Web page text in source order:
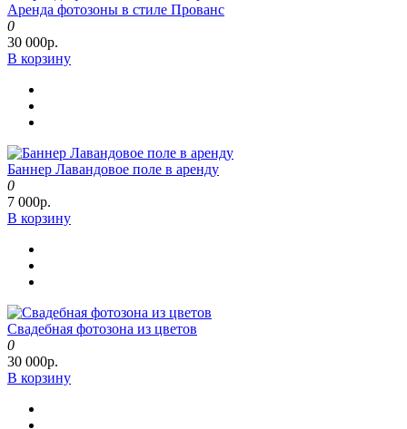
Аренда фотозоны в стиле Прованс
0
30 000р.
В корзину
Баннер Лавандовое поле в аренду
0
7 000р.
В корзину
Свадебная фотозона из цветов
0
30 000р.
В корзину